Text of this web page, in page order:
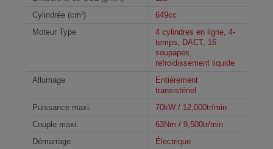
Cylindrée (cm³)
649cc
Moteur Type
4 cylindres en ligne, 4-
temps, DACT, 16
soupapes,
refroidissement liquide
Allumage
Entièrement
transistériel
Puissance maxi.
70kW / 12,000tr/min
Couple maxi.
63Nm / 9,500tr/min
Démarrage
Électrique